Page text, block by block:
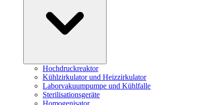
Hochdruckreaktor
Kühlzirkulator und Heizzirkulator
Laborvakuumpumpe und Kühlfalle
Sterilisationsgeräte
Homogenisator